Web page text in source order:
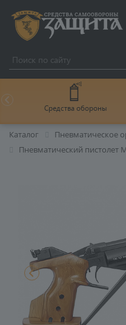
Средства обороны
Каталог Пневматическое
Пневматический пистолет